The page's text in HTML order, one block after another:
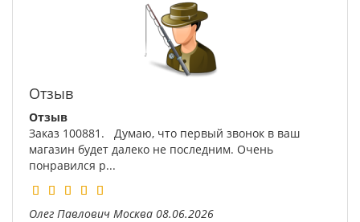
Отзыв
Отзыв
Заказ 100881. Думаю, что первый звонок в ваш
магазин будет далеко не последним. Очень
понравился р...
Олег Павлович Москва 08.06.2026